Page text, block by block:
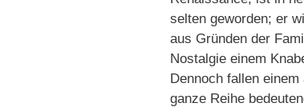
selten geworden; er
aus Gründen der
Nostalgie einem
Dennoch fallen einem
ganze Reihe